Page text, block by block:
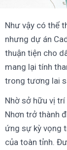
Như vậy có thể
nhưng dự án
thuận tiện cho
mang lại tính
trong tương lai
Nhờ sở hữu vị
Nhơn trở thành
ứng sự kỳ vọng
của toàn tỉnh.